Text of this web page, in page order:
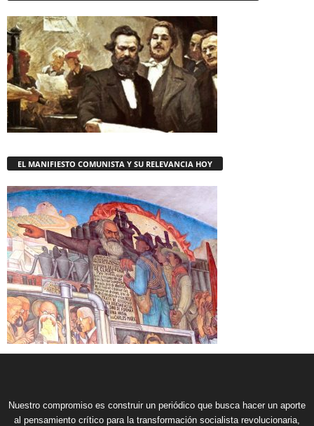
EL MANIFIESTO COMUNISTA Y SU RELEVANCIA HOY
Nuestro compromiso es construir un periódico que busca hacer un aporte
al pensamiento crítico para la transformación socialista revolucionaria,